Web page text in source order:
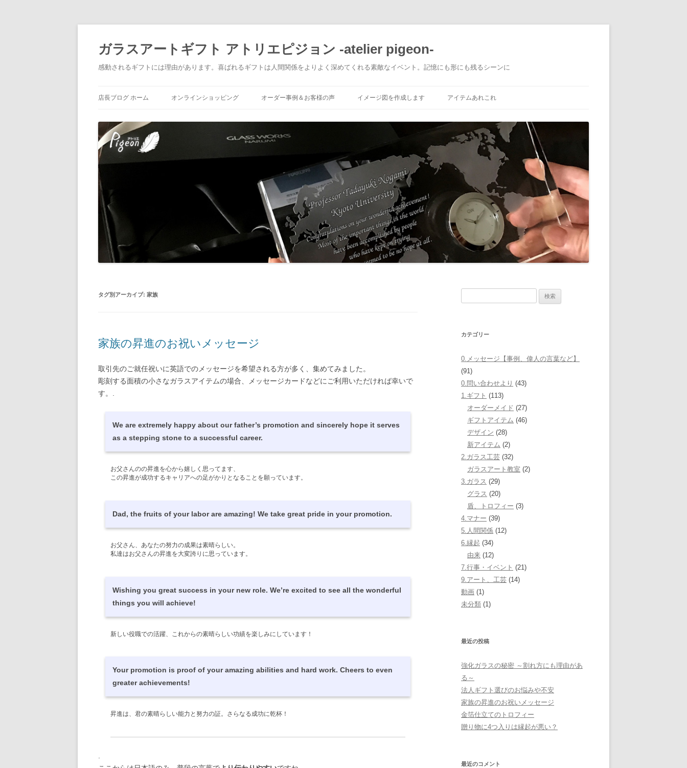
ガラスアートギフト アトリエピジョン -atelier pigeon-
感動されるギフトには理由があります。喜ばれるギフトは人間関係をよりよく深めてくれる素敵なイベント。記憶にも形にも残るシーンに
店長ブログ ホーム オンラインショッピング オーダー事例＆お客様の声 イメージ図を作成します アイテムあれこれ
タグ別アーカイブ: 家族
家族の昇進のお祝いメッセージ
取引先のご就任祝いに英語でのメッセージを希望される方が多く、集めてみました。
彫刻する面積の小さなガラスアイテムの場合、メッセージカードなどにご利用いただければ幸いで
す。.
We are extremely happy about our father’s promotion and sincerely hope it serves
as a stepping stone to a successful career.
お父さんのの昇進を心から嬉しく思ってます、
この昇進が成功するキャリアへの足がかりとなることを願っています。
Dad, the fruits of your labor are amazing! We take great pride in your promotion.
お父さん、あなたの努力の成果は素晴らしい。
私達はお父さんの昇進を大変誇りに思っています。
Wishing you great success in your new role. We’re excited to see all the wonderful
things you will achieve!
新しい役職での活躍、これからの素晴らしい功績を楽しみにしています！
Your promotion is proof of your amazing abilities and hard work. Cheers to even
greater achievements!
昇進は、君の素晴らしい能力と努力の証。さらなる成功に乾杯！
カテゴリー
0.メッセージ【事例、偉人の言葉など】
(91)
0.問い合わせより (43)
1.ギフト (113)
オーダーメイド (27)
ギフトアイテム (46)
デザイン (28)
新アイテム (2)
2.ガラス工芸 (32)
ガラスアート教室 (2)
3.ガラス (29)
グラス (20)
盾、トロフィー (3)
4.マナー (39)
5.人間関係 (12)
6.縁起 (34)
由来 (12)
7.行事・イベント (21)
9.アート、工芸 (14)
動画 (1)
未分類 (1)
最近の投稿
強化ガラスの秘密 ～割れ方にも理由があ
る～
法人ギフト選びのお悩みや不安
家族の昇進のお祝いメッセージ
金箔仕立てのトロフィー
贈り物に4つ入りは縁起が悪い？
最近のコメント